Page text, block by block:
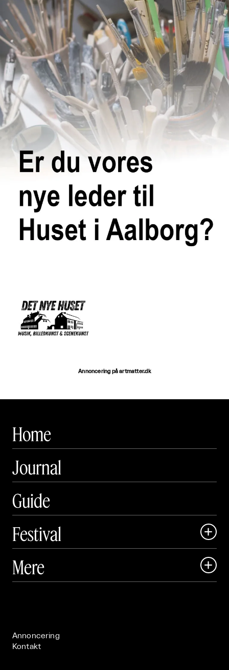
Annoncering på artmatter.dk
Home
Journal
Guide
Festival

 Art Matter Festival
Mere 
Annoncering
Kontakt